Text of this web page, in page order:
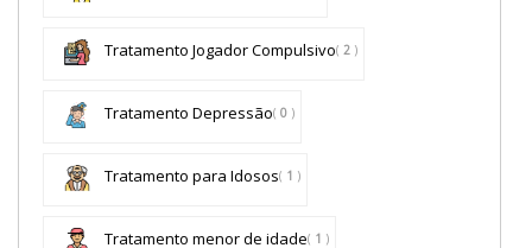
Tratamento Jogador Compulsivo( 2 )
Tratamento Depressão( 0 )
Tratamento para Idosos( 1 )
Tratamento menor de idade( 1 )